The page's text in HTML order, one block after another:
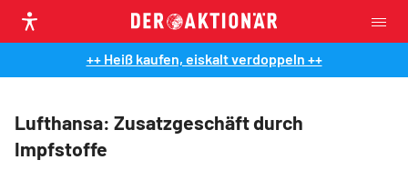
++ Heiß kaufen, eiskalt verdoppeln ++
Lufthansa: Zusatzgeschäft durch
Impfstoffe